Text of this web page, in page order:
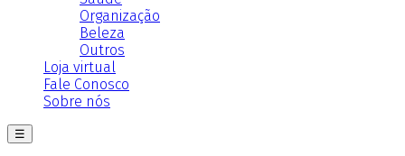
Organização
Beleza
Outros
Loja virtual
Fale Conosco
Sobre nós
☰